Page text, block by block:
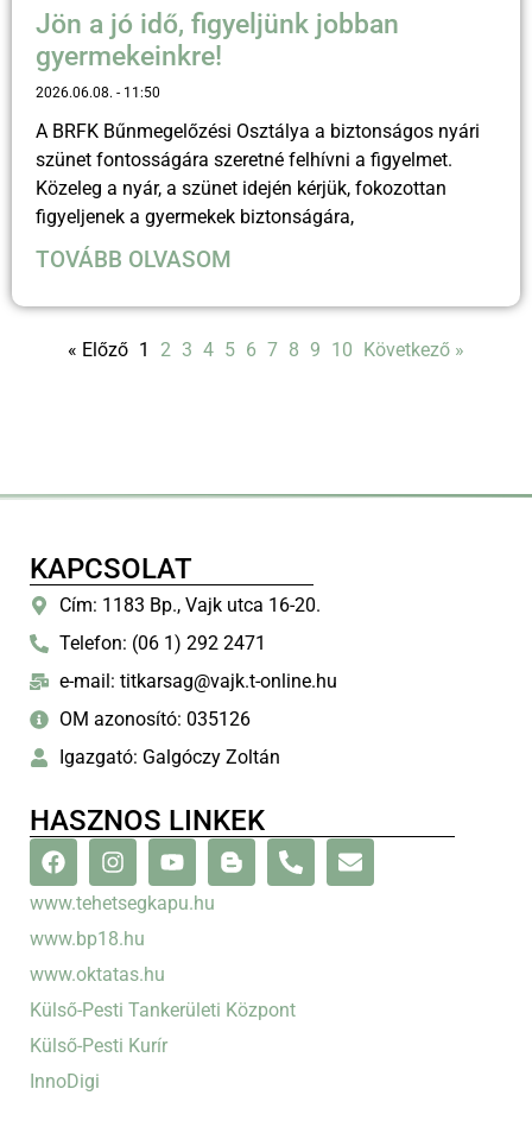
Jön a jó idő, figyeljünk jobban
gyermekeinkre!
2026.06.08. 11:50
A BRFK Bűnmegelőzési Osztálya a biztonságos nyári
szünet fontosságára szeretné felhívni a figyelmet.
Közeleg a nyár, a szünet idején kérjük, fokozottan
figyeljenek a gyermekek biztonságára,
TOVÁBB OLVASOM
« Előző 1 2 3 4 5 6 7 8 9 10 Következő »
KAPCSOLAT
Cím: 1183 Bp., Vajk utca 16-20.
Telefon: (06 1) 292 2471
e-mail: titkarsag@vajk.t-online.hu
OM azonosító: 035126
Igazgató: Galgóczy Zoltán
HASZNOS LINKEK
www.tehetsegkapu.hu
www.bp18.hu
www.oktatas.hu
Külső-Pesti Tankerületi Központ
Külső-Pesti Kurír
InnoDigi